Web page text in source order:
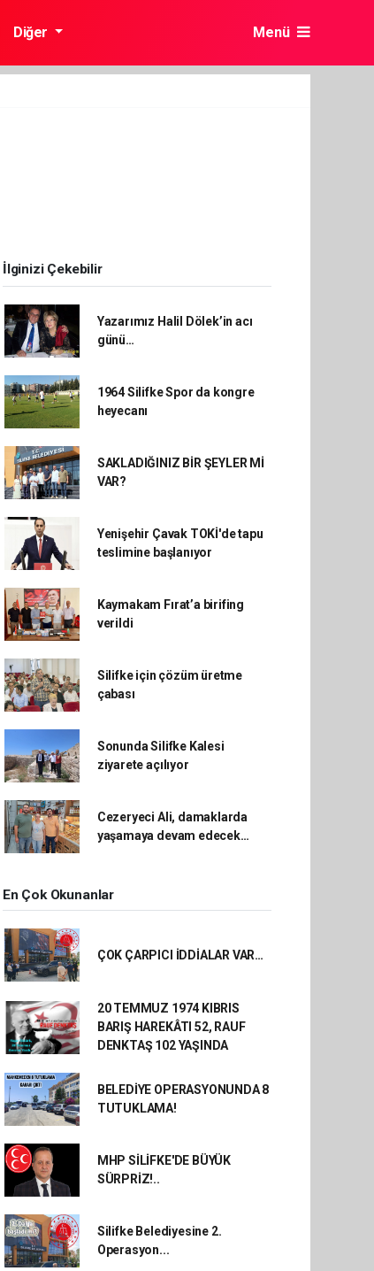
Diğer Menü
İlginizi Çekebilir
Yazarımız Halil Dölek’in acı
günü…
1964 Silifke Spor da kongre
heyecanı
SAKLADIĞINIZ BİR ŞEYLER Mİ
VAR?
Yenişehir Çavak TOKİ'de tapu
teslimine başlanıyor
Kaymakam Fırat’a birifing
verildi
Silifke için çözüm üretme
çabası
Sonunda Silifke Kalesi
ziyarete açılıyor
Cezeryeci Ali, damaklarda
yaşamaya devam edecek…
En Çok Okunanlar
ÇOK ÇARPICI İDDİALAR VAR…
20 TEMMUZ 1974 KIBRIS
BARIŞ HAREKÂTI 52, RAUF
DENKTAŞ 102 YAŞINDA
BELEDİYE OPERASYONUNDA 8
TUTUKLAMA!
MHP SİLİFKE'DE BÜYÜK
SÜRPRİZ!..
Silifke Belediyesine 2.
Operasyon...